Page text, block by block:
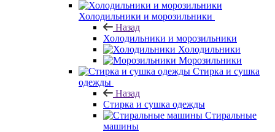
Холодильники и морозильники
Назад
Холодильники и морозильники
Холодильники
Морозильники
Стирка и сушка
одежды
Назад
Стирка и сушка одежды
Стиральные
машины